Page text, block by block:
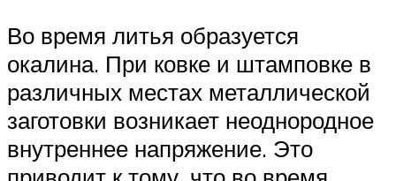
Во время литья образуется
окалина. При ковке и штамповке в
различных местах металлической
заготовки возникает неоднородное
внутреннее напряжение. Это